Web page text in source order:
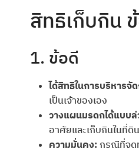
สิทธิเก็บกิน
1. ข้อดี
ได้สิทธิในการบริหารจั
เป็นเจ้าของเอง
วางแผนมรดกได้แบบล่
อาศัยและเก็บกินในที่ดิ
ความมั่นคง: กรณีที่จด